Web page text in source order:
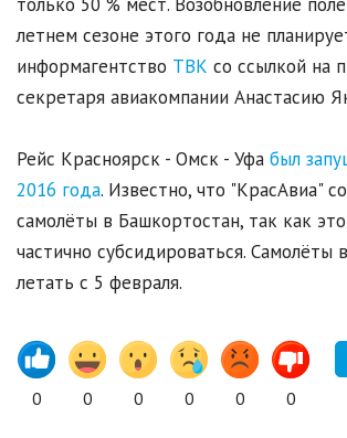
летнем сезоне этого года не
информагентство ТВК со ссылкой на
секретаря авиакомпании Анастасию
Рейс Красноярск - Омск - Уфа был
2016 года. Известно, что "КрасАвиа"
самолёты в Башкортостан, так как
частично субсидироваться. Самолёты
летать с 5 февраля.
0 0 0 0 0 0